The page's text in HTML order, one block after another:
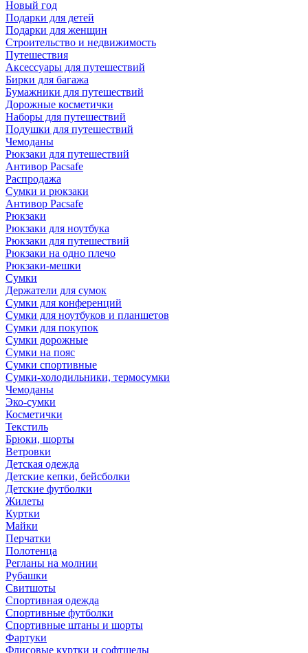
Новый год
Подарки для детей
Подарки для женщин
Строительство и недвижимость
Путешествия
Аксессуары для путешествий
Бирки для багажа
Бумажники для путешествий
Дорожные косметички
Наборы для путешествий
Подушки для путешествий
Чемоданы
Рюкзаки для путешествий
Антивор Pacsafe
Распродажа
Сумки и рюкзаки
Антивор Pacsafe
Рюкзаки
Рюкзаки для ноутбука
Рюкзаки для путешествий
Рюкзаки на одно плечо
Рюкзаки-мешки
Сумки
Держатели для сумок
Сумки для конференций
Сумки для ноутбуков и планшетов
Сумки для покупок
Сумки дорожные
Сумки на пояс
Сумки спортивные
Сумки-холодильники, термосумки
Чемоданы
Эко-сумки
Косметички
Текстиль
Брюки, шорты
Ветровки
Детская одежда
Детские кепки, бейсболки
Детские футболки
Жилеты
Куртки
Майки
Перчатки
Полотенца
Регланы на молнии
Рубашки
Свитшоты
Спортивная одежда
Спортивные футболки
Спортивные штаны и шорты
Фартуки
Флисовые куртки и софтшелы